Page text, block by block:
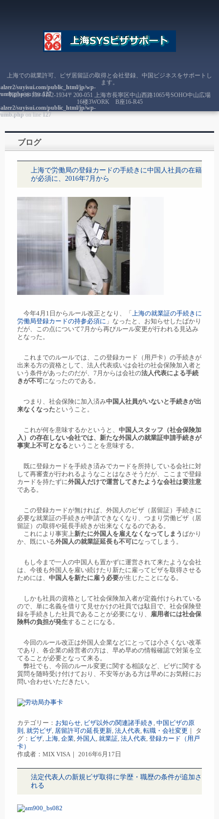
上海での就業許可、ビザ居留証の取得と会社登録、中国ビジネスをサポートし
ます。
TEL.+86-159-0162-1934〒200-051 上海市長寧区中山西路1065号SOHO中山広場
16楼3WORK B座16-R45
suyisui.com/public_html/jp/wp-
on line127
suyisui.com/public_html/jp/wp-
on line127
ブログ
上海で労働局の登録カードの手続きに中国人社員の在籍
が必須に、2016年7月から
今年4月1日からルール改正となり、「 上海の就業証の手続きに
労働局登録カードの持参必須に 」なったと、お知らせしたばかり
だが、この点について7月から再びルール変更が行われる見込み
となった。
これまでのルールでは、この登録カード（用戸卡）の手続きが
出来る方の資格として、法人代表或いは会社の社会保険加入者と
いう条件があったのだが、7月からは会社の法人代表による手続
きが不可になったのである。
つまり、社会保険に加入済み中国人社員がいないと手続きが出
来なくなった ということ。
これが何を意味するかというと、 中国人スタッフ（社会保険加
入）の存在しない会社では、新たな外国人の就業証申請手続きが
事実上不可となる ということを意味する。
既に登録カードを手続き済みでカードを所持している会社に対
して再審査が行われるようなことはなさそうだが、ここまで登録
カードを持たずに外国人だけで運営してきたような会社は要注意
である。
この登録カードが無ければ、外国人のビザ（居留証）手続きに
必要な就業証の手続きが申請できなくなり、つまり労働ビザ（居
留証）の取得や延長手続きが出来なくなるのである。
これにより事実上新たに外国人を雇えなくなってしまう ばかり
か、既にいる外国人の就業証延長も不可になってしまう。
もし今まで一人の中国人も置かずに運営されて来たような会社
は、今後も外国人を雇い続けたり新たに雇ってビザを取得させる
ためには、 中国人を新たに雇う必要が生じたことになる。
しかも社員の資格として社会保険加入者が定義付けられている
ので、単に名義を借りて見せかけの社員では駄目で、社会保険登
録を手続きした社員であることが必要になり、 雇用者には社会保
険料の負担が発生することになる。
今回のルール改正は外国人企業などにとっては小さくない改革
であり、各企業の経営者の方は、早め早めの情報確認で対策を立
てることが必要となって来る。
弊社でも、今回のルール変更に関する相談など、ビザに関する
質問を随時受け付けており、不安等がある方は早めにお気軽にお
問い合わせいただきたい。
カテゴリー： お知らせ, ビザ以外の関連諸手続き , 中国ビザの原
則 , 就労ビザ, 居留許可の延長更新, 法人代表, 転職・会社変更 ｜ タ
グ： ビザ, 上海, 企業, 外国人 , 就業証, 法人代表, 登録カード（用戸
卡）
作成者：MIX VISA｜ 2016年6月17日
法定代表人の新規ビザ取得に学歴・職歴の条件が追加さ
れる